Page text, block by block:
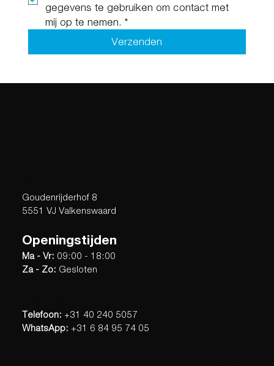
gegevens te gebruiken om contact met
mij op te nemen. *
Verzenden
Goudenrijderhof 8
5551 VJ Valkenswaard
Openingstijden
Ma - Vr: 09:00 - 18:00
Za - Zo: Gesloten
Telefoon: +31 40 240 5057
WhatsApp: +31 6 84 95 74 05